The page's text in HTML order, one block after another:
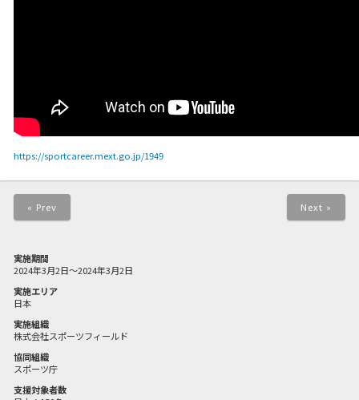
https://sportcareer.mext.go.jp/1949
« Prev Next »
実施期間
2024年3月2日～2024年3月2日
実施エリア
日本
実施組織
株式会社スポーツフィールド
協同組織
スポーツ庁
支援対象者数